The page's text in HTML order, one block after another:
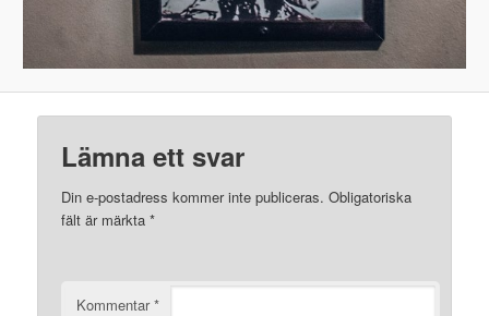
Lämna ett svar
Din e-postadress kommer inte publiceras. Obligatoriska
fält är märkta*
Kommentar*